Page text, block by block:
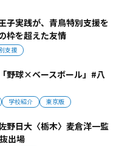
子実践が、青鳥特別支援を
枠を超えた友情
支援
野球×ベースボール」#八
学校紹介 東京版
野日大〈栃木〉麦倉洋一監
出場